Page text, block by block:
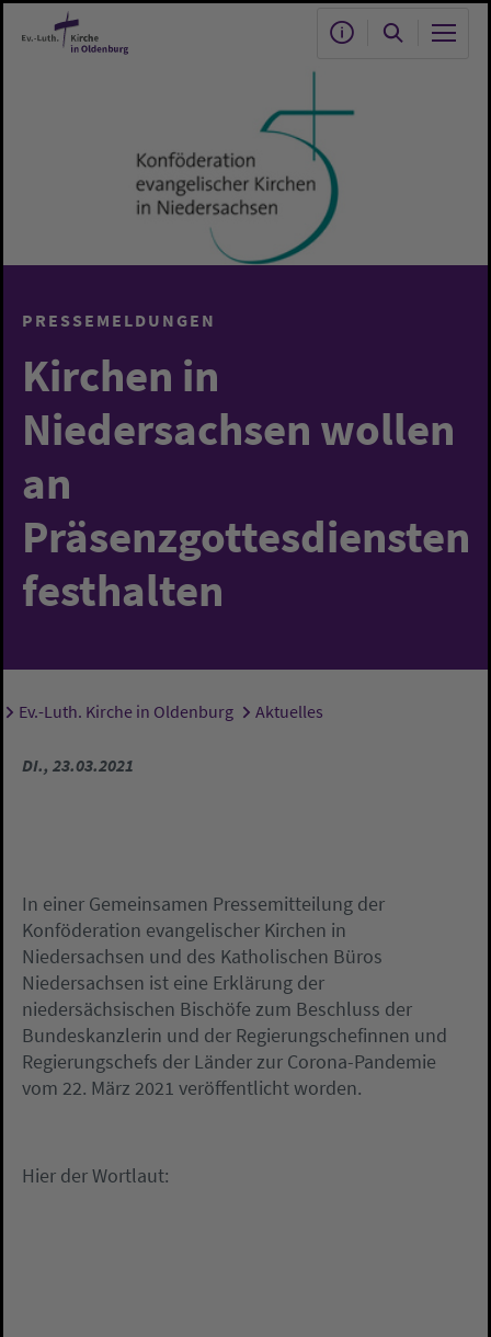
Zum Hauptinhalt springen
PRESSEMELDUNGEN
Kirchen in
Niedersachsen wollen
an
Präsenzgottesdiensten
festhalten
Sie sind hier:
Ev.-Luth. Kirche in Oldenburg Aktuelles
DI., 23.03.2021
In einer Gemeinsamen Pressemitteilung der
Konföderation evangelischer Kirchen in
Niedersachsen und des Katholischen Büros
Niedersachsen ist eine Erklärung der
niedersächsischen Bischöfe zum Beschluss der
Bundeskanzlerin und der Regierungschefinnen und
Regierungschefs der Länder zur Corona-Pandemie
vom 22. März 2021 veröffentlicht worden.
Hier der Wortlaut: